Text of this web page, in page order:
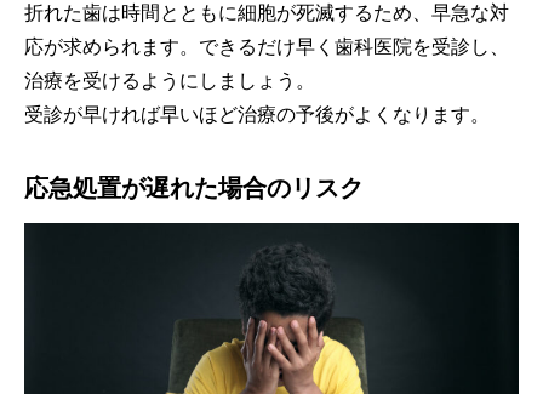
折れた歯は時間とともに細胞が死滅するため、早急な対
応が求められます。できるだけ早く歯科医院を受診し、
治療を受けるようにしましょう。
受診が早ければ早いほど治療の予後がよくなります。
応急処置が遅れた場合のリスク